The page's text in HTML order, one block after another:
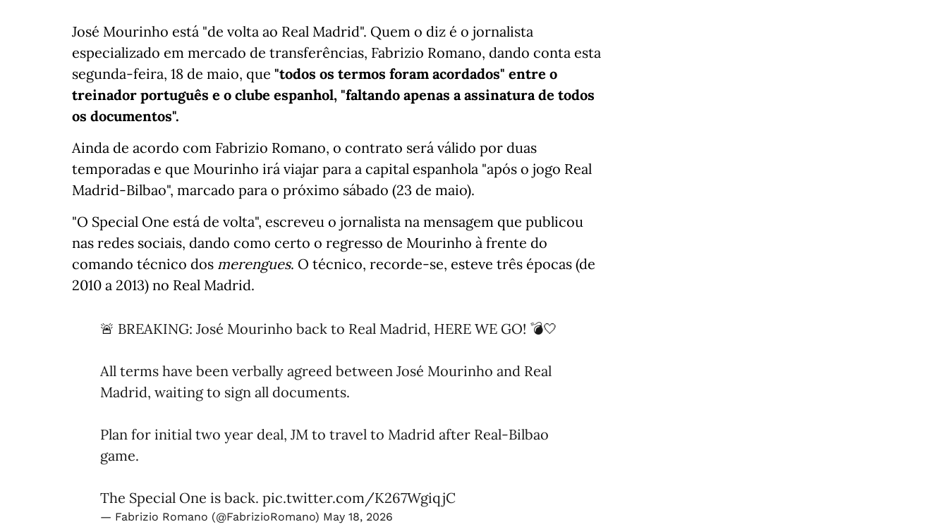
José Mourinho está "de volta ao Real Madrid". Quem o diz é o jornalista
especializado em mercado de transferências, Fabrizio Romano, dando conta esta
segunda-feira, 18 de maio, que "todos os termos foram acordados" entre o
treinador português e o clube espanhol, "faltando apenas a assinatura de todos
os documentos".
Ainda de acordo com Fabrizio Romano, o contrato será válido por duas
temporadas e que Mourinho irá viajar para a capital espanhola "após o jogo Real
Madrid-Bilbao", marcado para o próximo sábado (23 de maio).
"O Special One está de volta", escreveu o jornalista na mensagem que publicou
nas redes sociais, dando como certo o regresso de Mourinho à frente do
comando técnico dos merengues. O técnico, recorde-se, esteve três épocas (de
2010 a 2013) no Real Madrid.
🚨 BREAKING: José Mourinho back to Real Madrid, HERE WE GO! 💣🤍
All terms have been verbally agreed between José Mourinho and Real
Madrid, waiting to sign all documents.
Plan for initial two year deal, JM to travel to Madrid after Real-Bilbao
game.
The Special One is back. pic.twitter.com/K267WgiqjC
— Fabrizio Romano (@FabrizioRomano) May 18, 2026